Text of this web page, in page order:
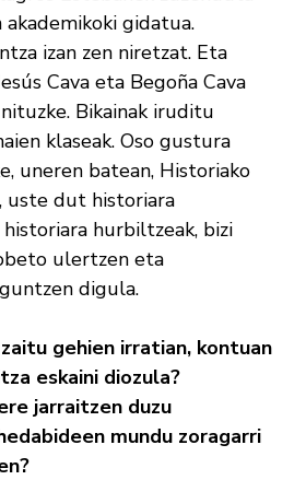
gidatua.
izan zen niretzat. Eta
Cava eta Begoña Cava
Bikainak iruditu
klaseak. Oso gustura
uneren batean, Historiako
uste dut historiara
hurbiltzeak, bizi
ulertzen eta
digula.
gehien irratian, kontuan
eskaini diozula?
jarraitzen duzu
mundu zoragarri